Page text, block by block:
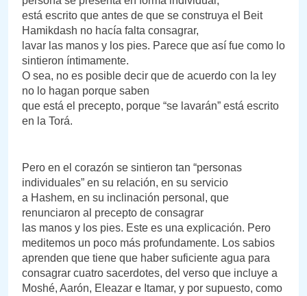
está escrito que antes de que se construya el Beit
Hamikdash no hacía falta consagrar,
lavar las manos y los pies. Parece que así fue como lo
sintieron íntimamente.
O sea, no es posible decir que de acuerdo con la ley
no lo hagan porque saben
que está el precepto, porque “se lavarán” está escrito
en la Torá.
Pero en el corazón se sintieron tan “personas
individuales” en su relación, en su servicio
a Hashem, en su inclinación personal, que
renunciaron al precepto de consagrar
las manos y los pies. Este es una explicación. Pero
meditemos un poco más profundamente. Los sabios
aprenden que tiene que haber suficiente agua para
consagrar cuatro sacerdotes, del verso que incluye a
Moshé, Aarón, Eleazar e Itamar, y por supuesto, como